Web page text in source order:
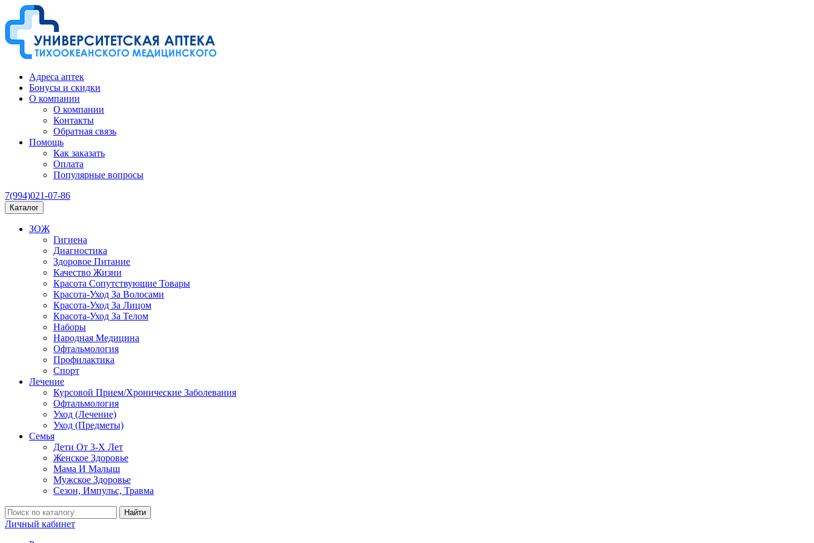
Адреса аптек
Бонусы и скидки
О компании
О компании
Контакты
Обратная связь
Помощь
Как заказать
Оплата
Популярные вопросы
7(994)021-07-86
Каталог
ЗОЖ
Гигиена
Диагностика
Здоровое Питание
Качество Жизни
Красота Сопутствующие Товары
Красота-Уход За Волосами
Красота-Уход За Лицом
Красота-Уход За Телом
Наборы
Народная Медицина
Офтальмология
Профилактика
Спорт
Лечение
Курсовой Прием/Хронические Заболевания
Офтальмология
Уход (Лечение)
Уход (Предметы)
Семья
Дети От 3-Х Лет
Женское Здоровье
Мама И Малыш
Мужское Здоровье
Сезон, Импульс, Травма
Найти
Личный кабинет